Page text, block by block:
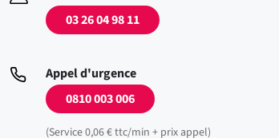
03 26 04 98 11
Appel d'urgence
0810 003 006
(Service 0,06 € ttc/min + prix appel)